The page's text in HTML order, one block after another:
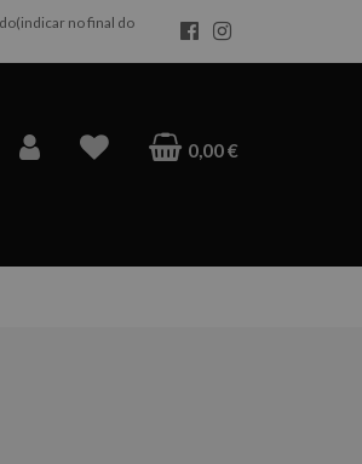
no final do
0,00 €